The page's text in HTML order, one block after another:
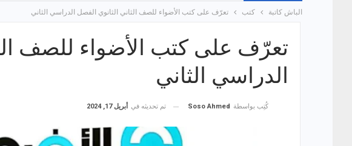
الباش كاتبة كتب تعرّف على كتب الأضواء للصف الثاني الثانوي الفصل الدراسي الثاني
تعرّف على كتب الأضواء للصف
الدراسي الثاني
كُتِب بواسطة Soso Ahmed تم تحديثه في أبريل 17, 2024